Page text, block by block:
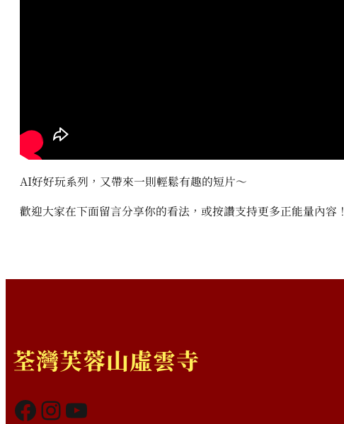
AI好好玩系列，又帶來一則輕鬆有趣的短片～
歡迎大家在下面留言分享你的看法，或按讚支持更多正能量內容！
荃灣芙蓉山虛雲寺
Facebook InstagramYouTube